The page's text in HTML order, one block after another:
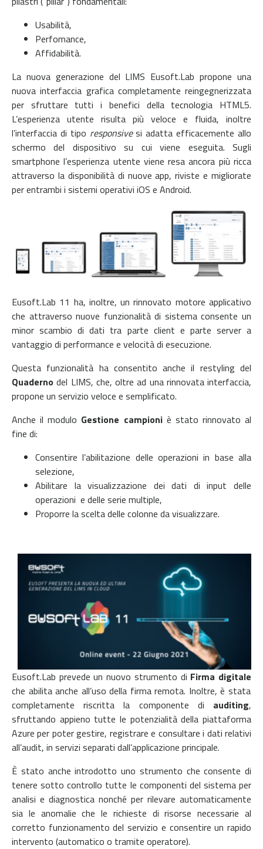
Usabilità,
Perfomance,
Affidabilità.
La nuova generazione del LIMS Eusoft.Lab propone una
nuova interfaccia grafica completamente reingegnerizzata
per sfruttare tutti i benefici della tecnologia HTML5.
L’esperienza utente risulta più veloce e fluida, inoltre
l’interfaccia di tipo responsivesi adatta efficacemente allo
schermo del dispositivo su cui viene eseguita. Sugli
smartphone l’esperienza utente viene resa ancora più ricca
attraverso la disponibilità di nuove app, riviste e migliorate
per entrambi i sistemi operativi iOS e Android.
Eusoft.Lab 11 ha, inoltre, un rinnovato motore applicativo
che attraverso nuove funzionalità di sistema consente un
minor scambio di dati tra parte client e parte server a
vantaggio di performance e velocità di esecuzione.
Questa funzionalità ha consentito anche il restyling del
Quaderno del LIMS, che, oltre ad una rinnovata interfaccia,
propone un servizio veloce e semplificato.
Anche il modulo Gestione campioniè stato rinnovato al
fine di:
Consentire l’abilitazione delle operazioni in base alla
selezione​,
Abilitare la visualizzazione dei dati di input delle
operazioni ​ e delle serie multiple,​
Proporre la scelta delle colonne da visualizzare.
Eusoft.Lab prevede un nuovo strumento di Firma digitale
che abilita anche all’uso della firma remota. Inoltre, è stata
completamente riscritta la componente di auditing,
sfruttando appieno tutte le potenzialità della piattaforma
Azure per poter gestire, registrare e consultare i dati relativi
all’audit, in servizi separati dall’applicazione principale.
È stato anche introdotto uno strumento che consente di
tenere sotto controllo tutte le componenti del sistema per
analisi e diagnostica nonché per rilevare automaticamente
sia le anomalie che le richieste di risorse necessarie al
corretto funzionamento del servizio e consentire un rapido
intervento (automatico o tramite operatore).